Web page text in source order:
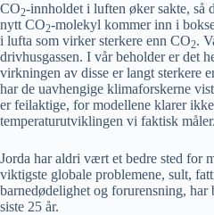
CO2-innholdet i luften øker sakte, så
nytt CO2-molekyl kommer inn i
i lufta som virker sterkere enn CO2.
drivhusgassen. I vår beholder er det
virkningen av disse er langt sterkere
har de uavhengige klimaforskerne
er feilaktige, for modellene klarer
temperaturutviklingen vi faktisk måler.
Jorda har aldri vært et bedre sted for
viktigste globale problemene, sult,
barnedødelighet og forurensning, har
siste 25 år.